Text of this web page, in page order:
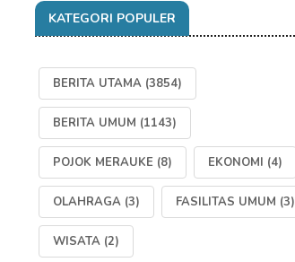
KATEGORI POPULER
BERITA UTAMA (3854)
BERITA UMUM (1143)
POJOK MERAUKE (8) EKONOMI (4)
OLAHRAGA (3) FASILITAS UMUM (3)
WISATA (2)